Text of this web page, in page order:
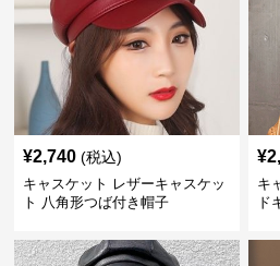
¥2,740 (税込)
キャスケット レザーキャスケッ
ト 八角形つば付き帽子
¥
キ
ド